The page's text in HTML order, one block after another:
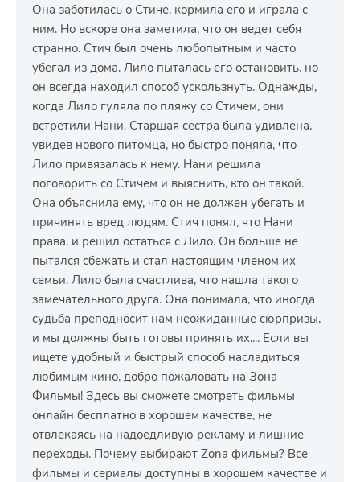
Она заботилась о Стиче, кормила его и играла с
ним. Но вскоре она заметила, что он ведет себя
странно. Стич был очень любопытным и часто
убегал из дома. Лило пыталась его остановить, но
он всегда находил способ ускользнуть. Однажды,
когда Лило гуляла по пляжу со Стичем, они
встретили Нани. Старшая сестра была удивлена,
увидев нового питомца, но быстро поняла, что
Лило привязалась к нему. Нани решила
поговорить со Стичем и выяснить, кто он такой.
Она объяснила ему, что он не должен убегать и
причинять вред людям. Стич понял, что Нани
права, и решил остаться с Лило. Он больше не
пытался сбежать и стал настоящим членом их
семьи. Лило была счастлива, что нашла такого
замечательного друга. Она понимала, что иногда
судьба преподносит нам неожиданные сюрпризы,
и мы должны быть готовы принять их.... Если вы
ищете удобный и быстрый способ насладиться
любимым кино, добро пожаловать на Зона
Фильмы! Здесь вы сможете смотреть фильмы
онлайн бесплатно в хорошем качестве, не
отвлекаясь на надоедливую рекламу и лишние
переходы. Почему выбирают Zona фильмы? Все
фильмы и сериалы доступны в хорошем качестве и